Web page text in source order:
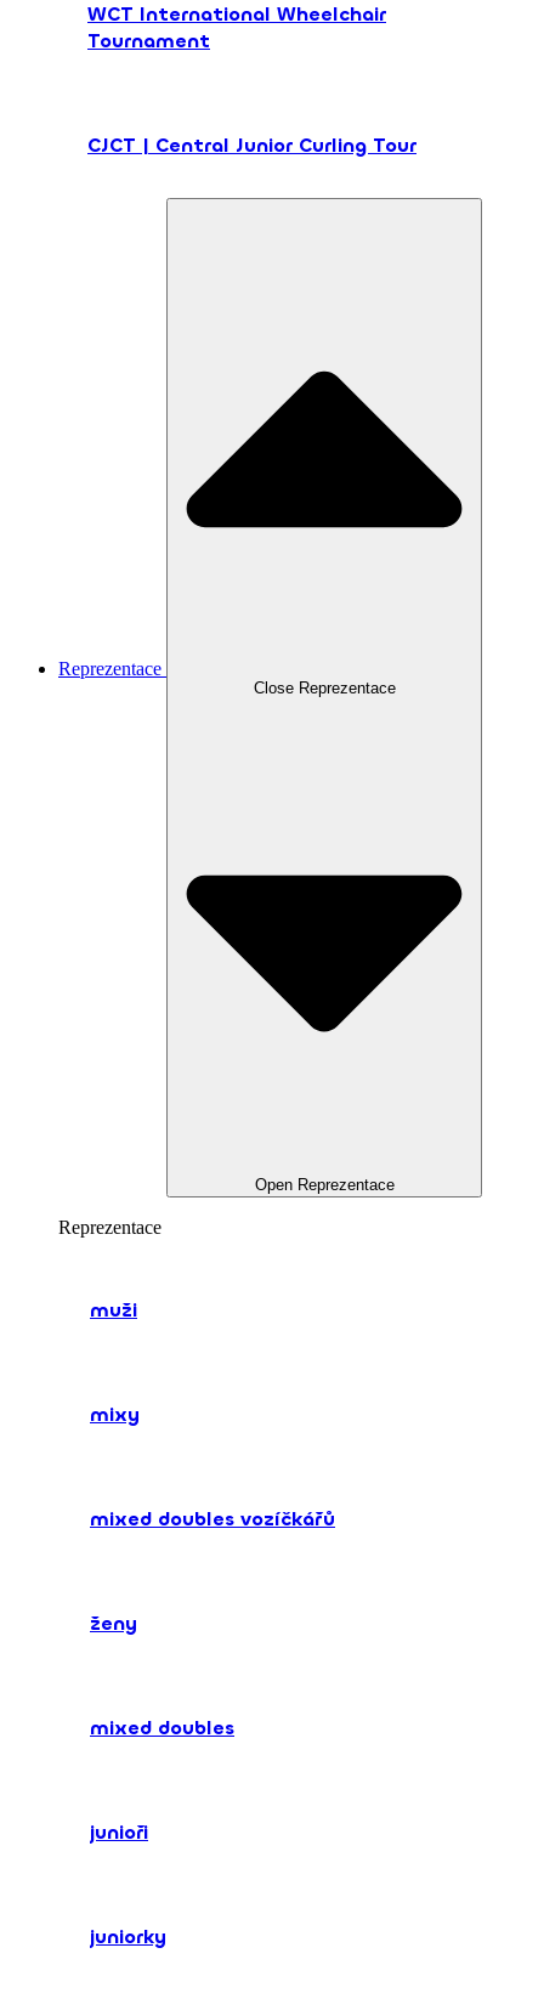
WCT International Wheelchair
Tournament
CJCT | Central Junior Curling Tour
Reprezentace
Close Reprezentace
Open Reprezentace
Reprezentace
muži
mixy
mixed doubles vozíčkářů
ženy
mixed doubles
junioři
juniorky